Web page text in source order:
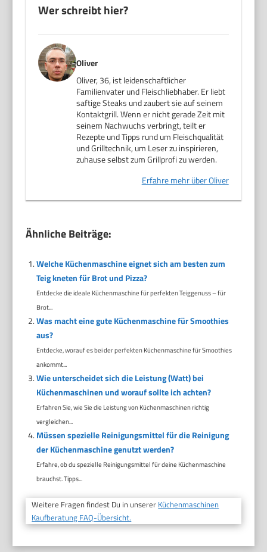
Wer schreibt hier?
Oliver
Oliver, 36, ist leidenschaftlicher
Familienvater und Fleischliebhaber. Er liebt
saftige Steaks und zaubert sie auf seinem
Kontaktgrill. Wenn er nicht gerade Zeit mit
seinem Nachwuchs verbringt, teilt er
Rezepte und Tipps rund um Fleischqualität
und Grilltechnik, um Leser zu inspirieren,
zuhause selbst zum Grillprofi zu werden.
Erfahre mehr über Oliver
Ähnliche Beiträge:
Welche Küchenmaschine eignet sich am besten zum
Teig kneten für Brot und Pizza?
Entdecke die ideale Küchenmaschine für perfekten Teiggenuss – für
Brot...
Was macht eine gute Küchenmaschine für Smoothies
aus?
Entdecke, worauf es bei der perfekten Küchenmaschine für Smoothies
ankommt...
Wie unterscheidet sich die Leistung (Watt) bei
Küchenmaschinen und worauf sollte ich achten?
Erfahren Sie, wie Sie die Leistung von Küchenmaschinen richtig
vergleichen...
Müssen spezielle Reinigungsmittel für die Reinigung
der Küchenmaschine genutzt werden?
Erfahre, ob du spezielle Reinigungsmittel für deine Küchenmaschine
brauchst. Tipps...
Weitere Fragen findest Du in unserer Küchenmaschinen
Kaufberatung FAQ-Übersicht.